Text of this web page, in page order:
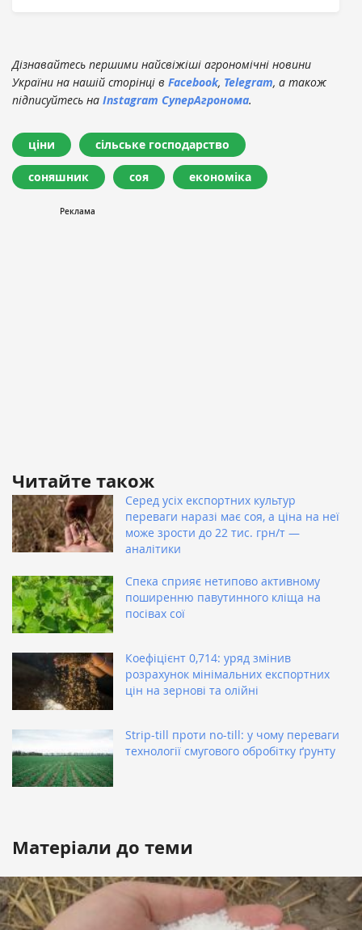
Дізнавайтесь першими найсвіжіші агрономічні новини
України на нашій сторінці в Facebook, Telegram, а також
підписуйтесь на Instagram СуперАгронома.
ціни сільське господарство
соняшник соя економіка
Читайте також
Серед усіх експортних культур
переваги наразі має соя, а ціна на неї
може зрости до 22 тис. грн/т —
аналітики
Спека сприяє нетипово активному
поширенню павутинного кліща на
посівах сої
Коефіцієнт 0,714: уряд змінив
розрахунок мінімальних експортних
цін на зернові та олійні
Strip-till проти no-till: у чому переваги
технології смугового обробітку ґрунту
Матеріали до теми